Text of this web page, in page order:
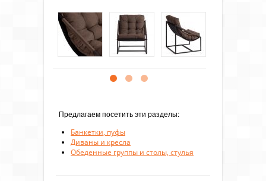
Предлагаем посетить эти разделы:
Банкетки, пуфы
Диваны и кресла
Обеденные группы и столы, стулья